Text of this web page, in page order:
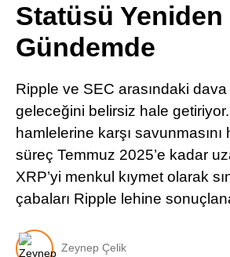
Statüsü Yeniden
Gündemde
Ripple ve SEC arasındaki dava
geleceğini belirsiz hale
hamlelerine karşı savunmasını
süreç Temmuz 2025’e kadar
XRP’yi menkul kıymet olarak
çabaları Ripple lehine
Zeynep Çelik